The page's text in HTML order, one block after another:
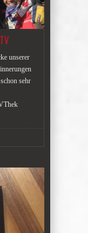
unserer
sehr